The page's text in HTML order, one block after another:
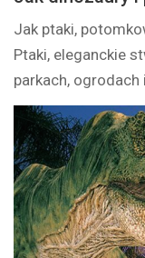
Jak ptaki,
Ptaki, eleganckie
parkach,